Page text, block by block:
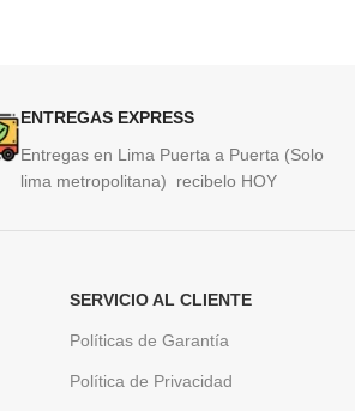
ENTREGAS EXPRESS
Entregas en Lima Puerta a Puerta (Solo
lima metropolitana) recibelo HOY
SERVICIO AL CLIENTE
Políticas de Garantía
Política de Privacidad